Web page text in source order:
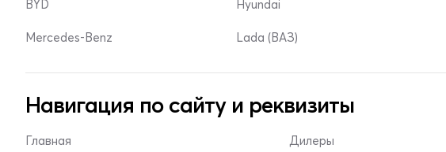
BYD
Mercedes-Benz
Hyundai
Lada (ВАЗ)
Навигация по сайту и реквизиты
Главная Дилеры